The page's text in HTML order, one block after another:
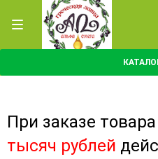
При заказе
тысяч рублей